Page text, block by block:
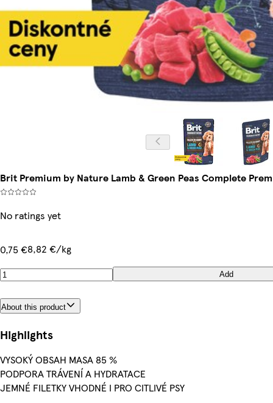
Brit Premium by Nature Lamb & Green Peas Complete
No ratings yet
0,75 €8,82 €/kg
Add
About this product
Highlights
VYSOKÝ OBSAH MASA 85 %
PODPORA TRÁVENÍ A HYDRATACE
JEMNÉ FILETKY VHODNÉ I PRO CITLIVÉ PSY